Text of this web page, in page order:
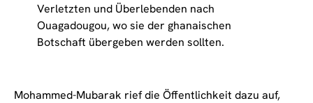
Verletzten und Überlebenden nach
Ouagadougou, wo sie der ghanaischen
Botschaft übergeben werden sollten.
Mohammed-Mubarak rief die Öffentlichkeit dazu auf,